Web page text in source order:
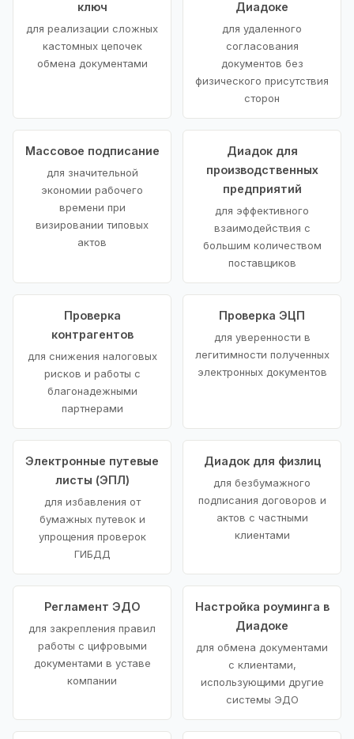
ключ
для реализации сложных
кастомных цепочек
обмена документами
Диадоке
для удаленного
согласования
документов без
физического присутствия
сторон
Массовое подписание
для значительной
экономии рабочего
времени при
визировании типовых
актов
Диадок для
производственных
предприятий
для эффективного
взаимодействия с
большим количеством
поставщиков
Проверка
контрагентов
для снижения налоговых
рисков и работы с
благонадежными
партнерами
Проверка ЭЦП
для уверенности в
легитимности полученных
электронных документов
Электронные путевые
листы (ЭПЛ)
для избавления от
бумажных путевок и
упрощения проверок
ГИБДД
Диадок для физлиц
для безбумажного
подписания договоров и
актов с частными
клиентами
Регламент ЭДО
для закрепления правил
работы с цифровыми
документами в уставе
компании
Настройка роуминга в
Диадоке
для обмена документами
с клиентами,
использующими другие
системы ЭДО